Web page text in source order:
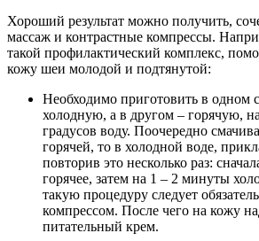
Хороший результат можно получить,
массаж и контрастные компрессы.
такой профилактический комплекс,
кожу шеи молодой и подтянутой:
Необходимо приготовить в одном
холодную, а в другом – горячую,
градусов воду. Поочередно
горячей, то в холодной воде,
повторив это несколько раз:
горячее, затем на 1 – 2 минуты
такую процедуру следует
компрессом. После чего на кожу
питательный крем.